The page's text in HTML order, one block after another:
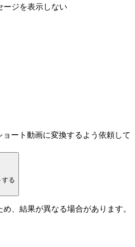
ージを表示しない
ョート動画に変換するよう依頼して
する
、結果が異なる場合があります。